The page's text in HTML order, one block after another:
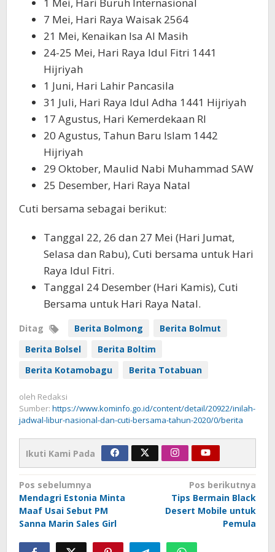
7 Mei, Hari Raya Waisak 2564
21 Mei, Kenaikan Isa Al Masih
24-25 Mei, Hari Raya Idul Fitri 1441
Hijriyah
1 Juni, Hari Lahir Pancasila
31 Juli, Hari Raya Idul Adha 1441 Hijriyah
17 Agustus, Hari Kemerdekaan RI
20 Agustus, Tahun Baru Islam 1442
Hijriyah
29 Oktober, Maulid Nabi Muhammad SAW
25 Desember, Hari Raya Natal
Cuti bersama sebagai berikut:
Tanggal 22, 26 dan 27 Mei (Hari Jumat,
Selasa dan Rabu), Cuti bersama untuk Hari
Raya Idul Fitri.
Tanggal 24 Desember (Hari Kamis), Cuti
Bersama untuk Hari Raya Natal.
Ditag Berita Bolmong
Berita Bolmut
Berita Bolsel
Berita Boltim
Berita Kotamobagu
Berita Totabuan
oleh Redaksi
Sumber: https://www.kominfo.go.id/content/detail/20922/inilah-
jadwal-libur-nasional-dan-cuti-bersama-tahun-2020/0/berita
Ikuti Kami Pada
Navigasi
pos
Pos sebelumnya
Mendagri Estonia Minta
Maaf Usai Sebut PM
Sanna Marin Sales Girl
Pos berikutnya
Tips Bermain Black
Desert Mobile untuk
Pemula